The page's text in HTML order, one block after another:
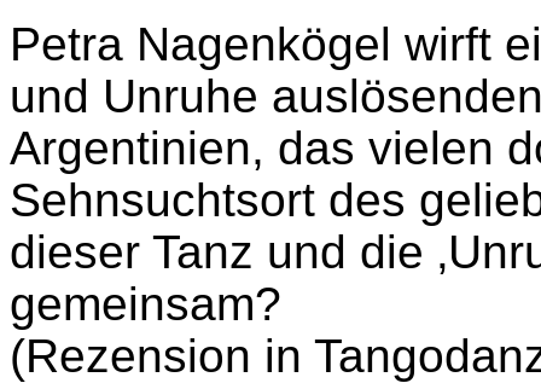
Petra Nagenkögel wirft
und Unruhe
Argentinien, das vielen
Sehnsuchtsort des
dieser Tanz und die
gemeinsam?
(Rezension in